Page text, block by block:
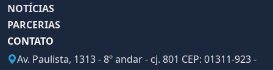
NOTÍCIAS
PARCERIAS
CONTATO
Av. Paulista, 1313 - 8º andar - cj. 801 CEP: 01311-923 -